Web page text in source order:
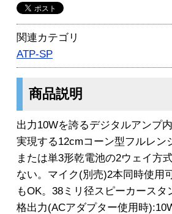
関連カテゴリ
ATP-SP
商品説明
出力10Wを誇るデジタルアンプ
実現する12cmコーン型フルレン
または単3形乾電池の2ウェイ方
ない。マイク(別売)2本同時使用
もOK。38ミリ径スピーカース
格出力(ACアダプター使用時